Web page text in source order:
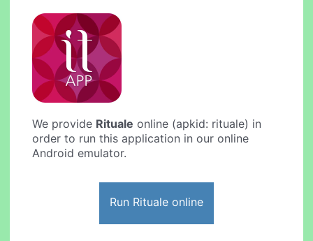
We provide Rituale online (apkid: rituale) in
order to run this application in our online
Android emulator.
Run Rituale online